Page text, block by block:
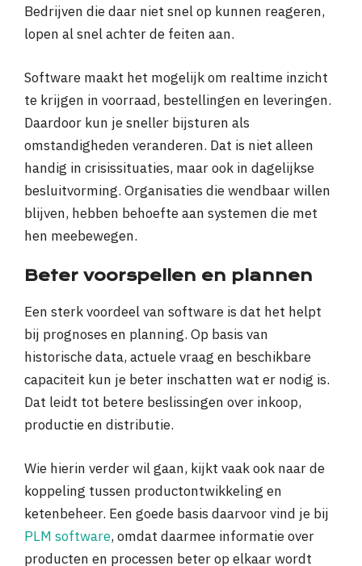
Bedrijven die daar niet snel op kunnen reageren,
lopen al snel achter de feiten aan.
Software maakt het mogelijk om realtime inzicht
te krijgen in voorraad, bestellingen en leveringen.
Daardoor kun je sneller bijsturen als
omstandigheden veranderen. Dat is niet alleen
handig in crisissituaties, maar ook in dagelijkse
besluitvorming. Organisaties die wendbaar willen
blijven, hebben behoefte aan systemen die met
hen meebewegen.
Beter voorspellen en plannen
Een sterk voordeel van software is dat het helpt
bij prognoses en planning. Op basis van
historische data, actuele vraag en beschikbare
capaciteit kun je beter inschatten wat er nodig is.
Dat leidt tot betere beslissingen over inkoop,
productie en distributie.
Wie hierin verder wil gaan, kijkt vaak ook naar de
koppeling tussen productontwikkeling en
ketenbeheer. Een goede basis daarvoor vind je bij
PLM software, omdat daarmee informatie over
producten en processen beter op elkaar wordt